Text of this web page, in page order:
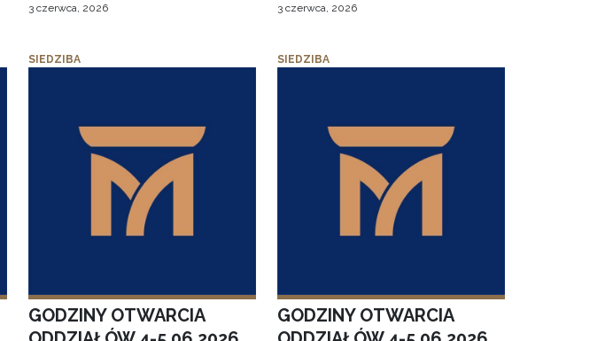
3 czerwca, 2026 3 czerwca, 2026
SIEDZIBA
GODZINY OTWARCIA
SIEDZIBA
GODZINY OTWARCIA